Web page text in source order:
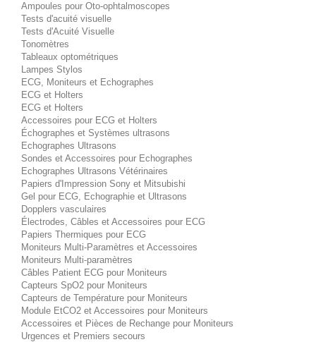
Ampoules pour Oto-ophtalmoscopes
Tests d'acuité visuelle
Tests d'Acuité Visuelle
Tonomètres
Tableaux optométriques
Lampes Stylos
ECG, Moniteurs et Echographes
ECG et Holters
ECG et Holters
Accessoires pour ECG et Holters
Échographes et Systèmes ultrasons
Echographes Ultrasons
Sondes et Accessoires pour Echographes
Echographes Ultrasons Vétérinaires
Papiers d'Impression Sony et Mitsubishi
Gel pour ECG, Echographie et Ultrasons
Dopplers vasculaires
Électrodes, Câbles et Accessoires pour ECG
Papiers Thermiques pour ECG
Moniteurs Multi-Paramètres et Accessoires
Moniteurs Multi-paramètres
Câbles Patient ECG pour Moniteurs
Capteurs SpO2 pour Moniteurs
Capteurs de Température pour Moniteurs
Module EtCO2 et Accessoires pour Moniteurs
Accessoires et Pièces de Rechange pour Moniteurs
Urgences et Premiers secours